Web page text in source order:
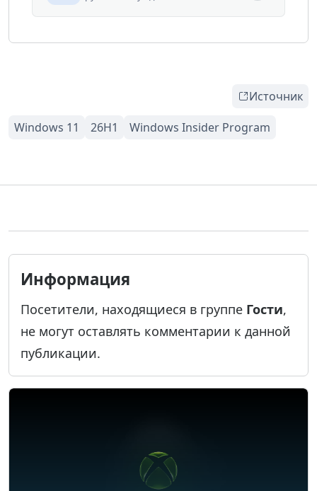
Источник
Информация
Посетители, находящиеся в группе Гости,
не могут оставлять комментарии к данной
публикации.